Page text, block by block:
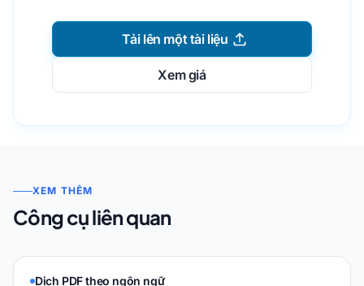
Tải lên một tài liệu
Xem giá
XEM THÊM
Công cụ liên quan
Dịch PDF theo ngôn ngữ